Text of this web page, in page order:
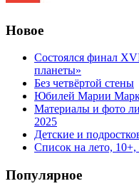
Новое
Состоялся финал
планеты»
Без четвёртой стены
Юбилей Марии
Материалы и фото
2025
Детские и
Список на лето, 10+,
Популярное